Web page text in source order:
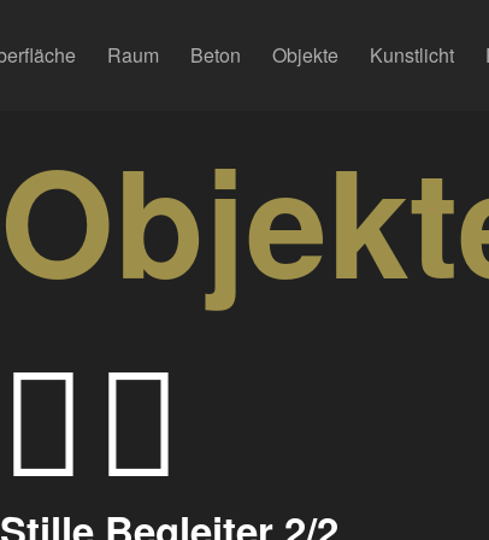
Raum Beton Objekte Kunstlicht